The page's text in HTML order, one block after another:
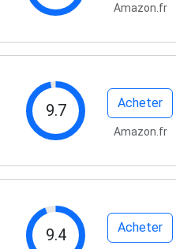
Amazon.fr
9.7 Acheter
Amazon.fr
9.4 Acheter